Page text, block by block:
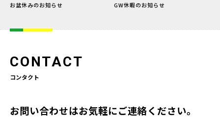
お盆休みのお知らせ GW休暇のお知らせ
CONTACT
コンタクト
お問い合わせはお気軽にご連絡ください。